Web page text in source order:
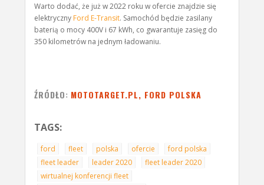
Warto dodać, że już w 2022 roku w ofercie znajdzie się
elektryczny Ford E-Transit. Samochód będzie zasilany
baterią o mocy 400V i 67 kWh, co gwarantuje zasięg do
350 kilometrów na jednym ładowaniu.
ŹRÓDŁO: MOTOTARGET.PL, FORD POLSKA
TAGS:
ford fleet polska ofercie
ford polska
fleet leader
leader 2020
fleet leader 2020
wirtualnej konferencji fleet